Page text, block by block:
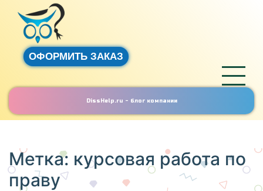
ОФОРМИТЬ ЗАКАЗ
DissHelp.ru - блог компании
Метка: курсовая работа по
праву